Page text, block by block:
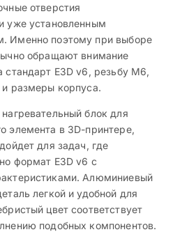
отверстия
уже установленным
Именно поэтому при выборе
обращают внимание
стандарт E3D v6, резьбу M6,
размеры корпуса.
блок для
элемента в 3D-принтере,
для задач, где
формат E3D v6 с
Алюминиевый
легкой и удобной для
цвет соответствует
подобных компонентов.